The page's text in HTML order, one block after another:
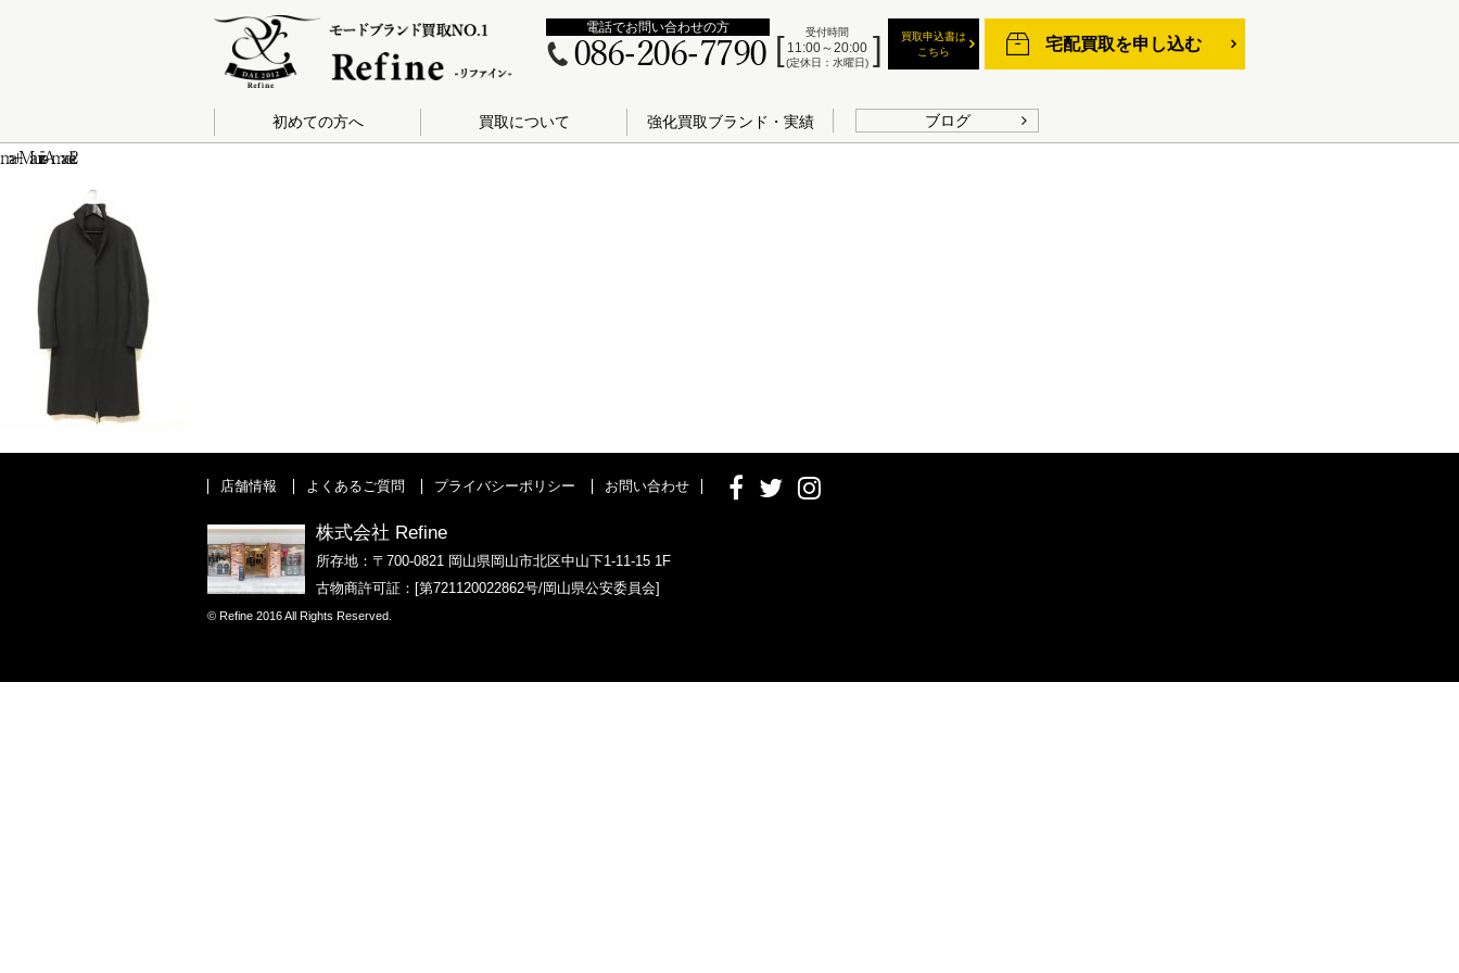
宅配買取を申し込む
買取申込書は
こちら
受付時間
11:00～20:00
(定休日：水曜日)
電話でお問い合わせの方
086-206-7790
初めての方へ 買取について 強化買取ブランド・実績 ブログ
m-a+Maurizio-Amadei-2
店舗情報 よくあるご質問 プライバシーポリシー お問い合わせ
株式会社 Refine
所存地：〒700-0821 岡山県岡山市北区中山下1-11-15 1F
古物商許可証：[第721120022862号/岡山県公安委員会]
© Refine 2016 All Rights Reserved.